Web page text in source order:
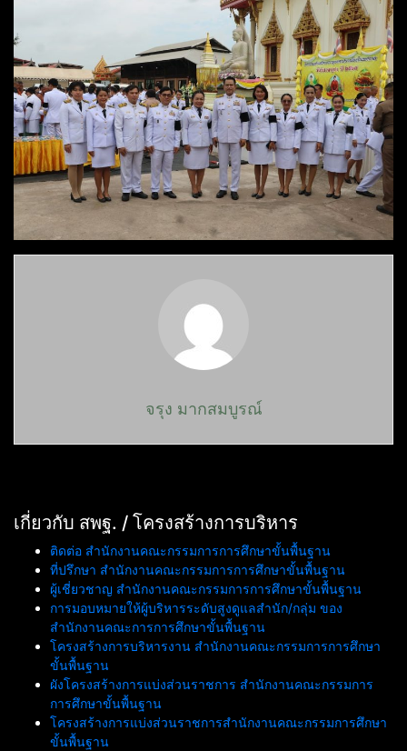
จรุง มากสมบูรณ์
เกี่ยวกับ สพฐ. / โครงสร้างการบริหาร
ติดต่อ สำนักงานคณะกรรมการการศึกษาขั้นพื้นฐาน
ที่ปรึกษา สำนักงานคณะกรรมการการศึกษาขั้นพื้นฐาน
ผู้เชี่ยวชาญ สำนักงานคณะกรรมการการศึกษาขั้นพื้นฐาน
การมอบหมายให้ผู้บริหารระดับสูงดูแลสำนัก/กลุ่ม ของ
สำนักงานคณะการการศึกษาขั้นพื้นฐาน
โครงสร้างการบริหารงาน สำนักงานคณะกรรมการการศึกษา
ขั้นพื้นฐาน
ผังโครงสร้างการแบ่งส่วนราชการ สำนักงานคณะกรรมการ
การศึกษาขั้นพื้นฐาน
โครงสร้างการแบ่งส่วนราชการสำนักงานคณะกรรมการศึกษา
ขั้นพื้นฐาน